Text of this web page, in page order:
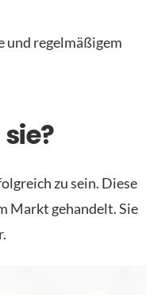
und regelmäßigem
zu sein. Diese
Markt gehandelt. Sie